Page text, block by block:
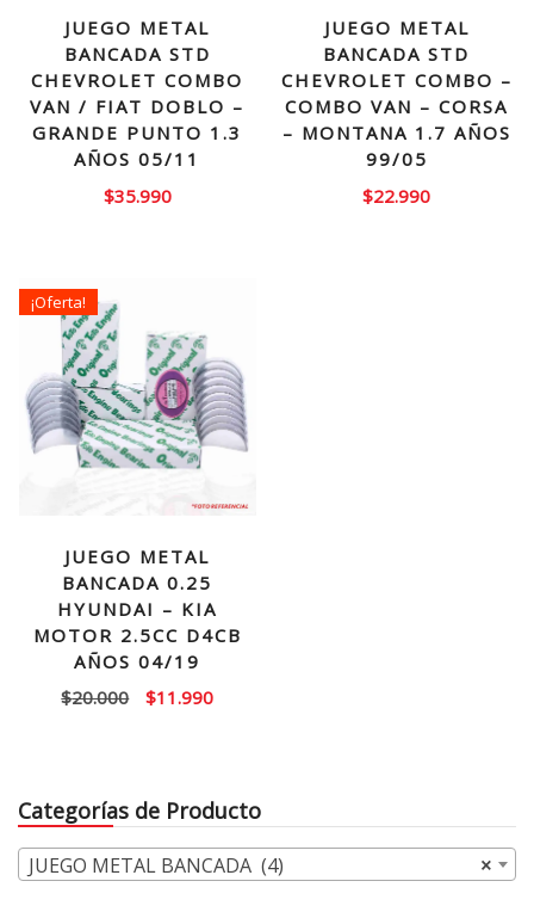
JUEGO METAL
BANCADA STD
CHEVROLET COMBO
VAN / FIAT DOBLO –
GRANDE PUNTO 1.3
AÑOS 05/11
$35.990
JUEGO METAL
BANCADA STD
CHEVROLET COMBO –
COMBO VAN – CORSA
– MONTANA 1.7 AÑOS
99/05
$22.990
¡Oferta!
JUEGO METAL
BANCADA 0.25
HYUNDAI – KIA
MOTOR 2.5CC D4CB
AÑOS 04/19
$20.000
El
$20.000.
$11.990El
$11.990.
Categorías de Producto
×
JUEGO METAL BANCADA (4)